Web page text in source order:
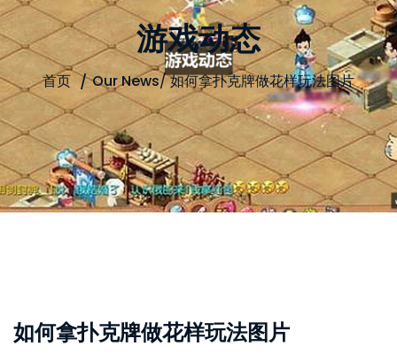
游戏动态
首页 Our News/如何拿扑克牌做花样玩法图片
如何拿扑克牌做花样玩法图片